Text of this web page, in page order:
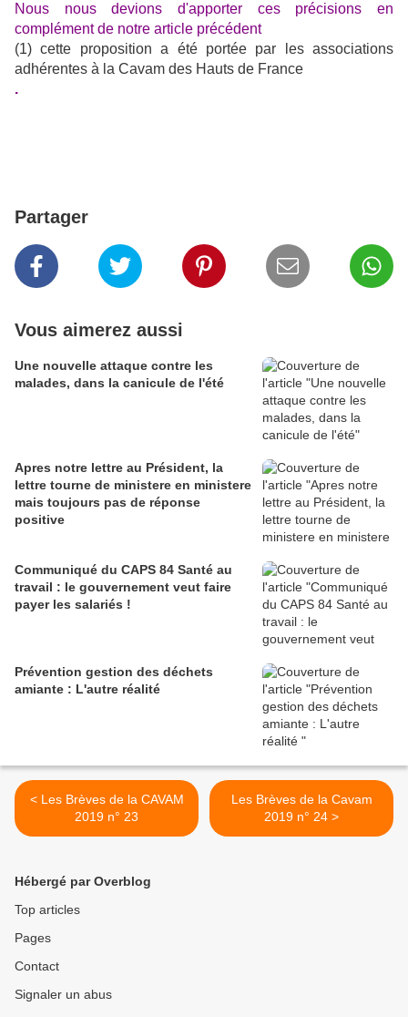
Nous nous devions d'apporter ces précisions en
complément de notre article précédent
(1) cette proposition a été portée par les associations
adhérentes à la Cavam des Hauts de France
.
Partager
Vous aimerez aussi
Une nouvelle attaque contre les
malades, dans la canicule de l'été
Apres notre lettre au Président, la
lettre tourne de ministere en ministere
mais toujours pas de réponse
positive
Communiqué du CAPS 84 Santé au
travail : le gouvernement veut faire
payer les salariés !
Prévention gestion des déchets
amiante : L'autre réalité
< Les Brèves de la CAVAM
2019 n° 23
Les Brèves de la Cavam
2019 n° 24 >
Hébergé par Overblog
Top articles
Pages
Contact
Signaler un abus